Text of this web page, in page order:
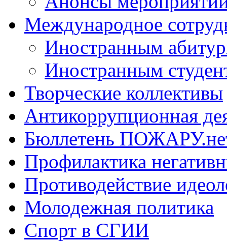
Международное
Иностранным
Иностранным
Творческие коллективы
Антикоррупционная
Бюллетень
Профилактика
Противодействие
Молодежная политика
Спорт в СГИИ